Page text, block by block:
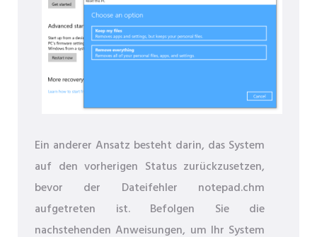
Ein anderer Ansatz besteht darin, das System
auf den vorherigen Status zurückzusetzen,
bevor der Dateifehler notepad.chm
aufgetreten ist. Befolgen Sie die
nachstehenden Anweisungen, um Ihr System